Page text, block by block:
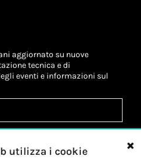
aggiornato su nuove
tecnica e di
eventi e informazioni sul
altrattamento dei miei dati
utilizza i cookie